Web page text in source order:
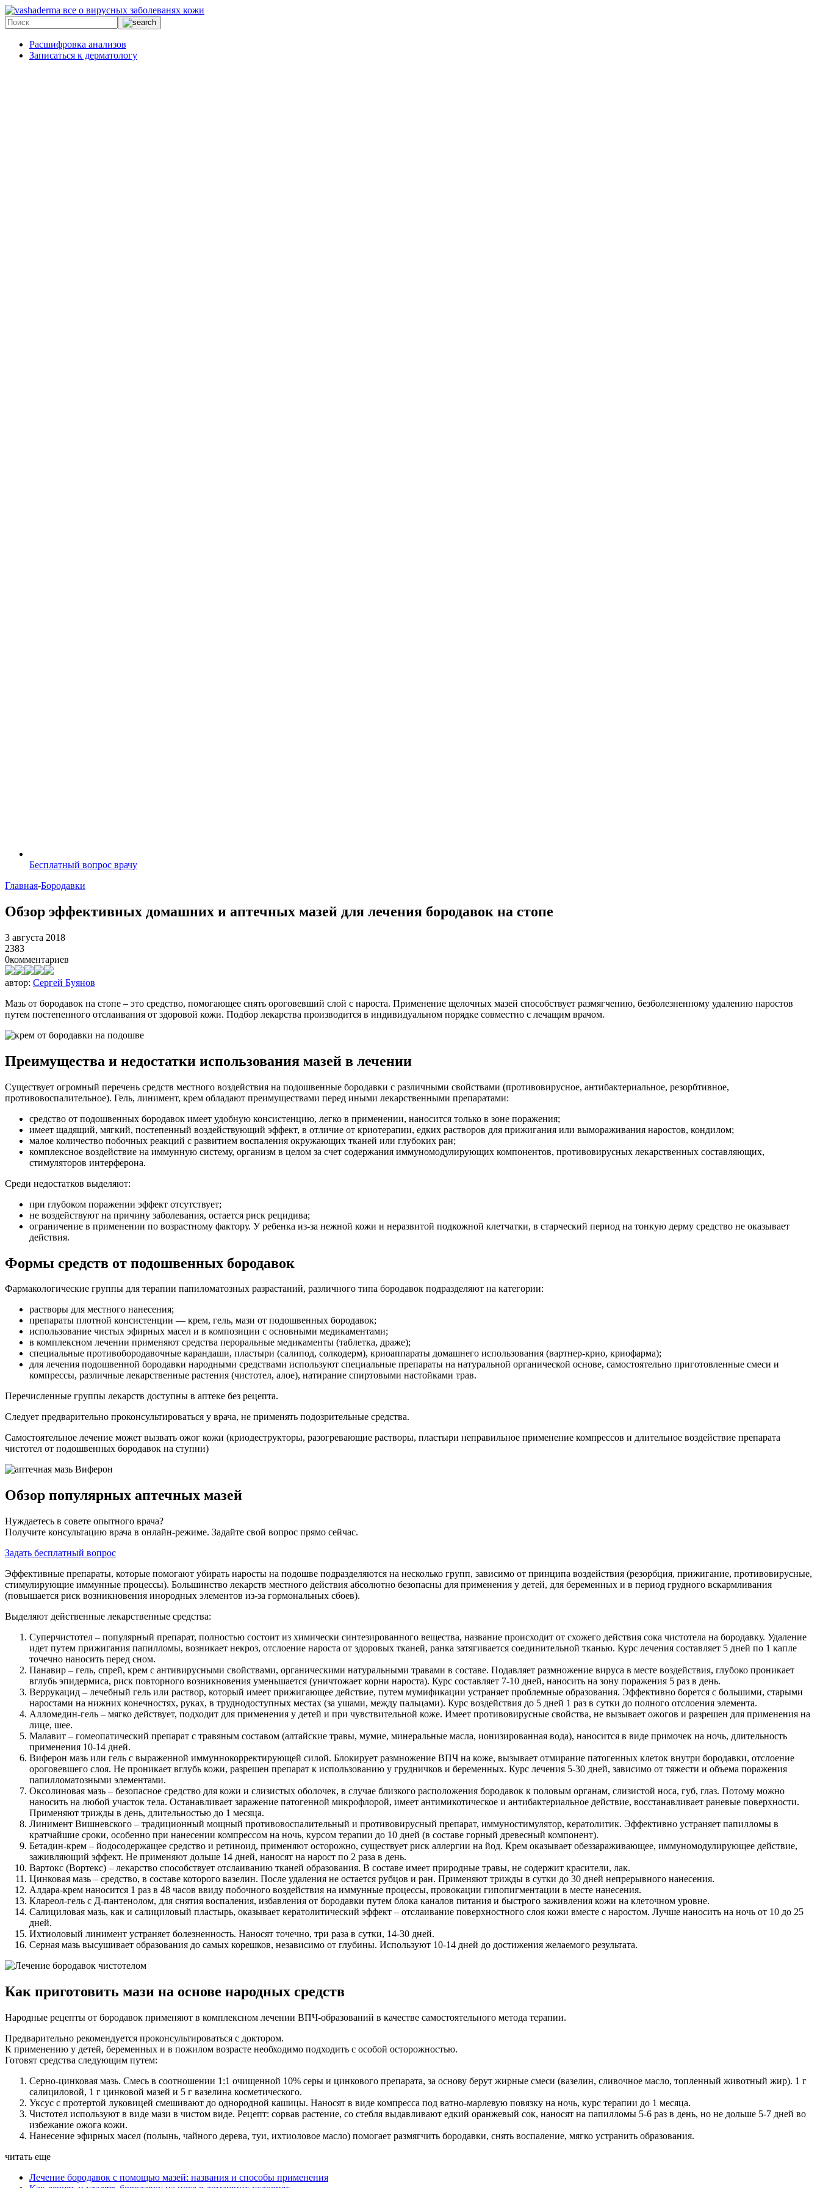
все о вирусных заболеванях кожи
Расшифровка анализов
Записаться к дерматологу
Бесплатный вопрос врачу
Главная-Бородавки
Обзор эффективных домашних и аптечных мазей для лечения бородавок на стопе
3 августа 2018
2383
0комментариев
автор: Сергей Буянов
Мазь от бородавок на стопе – это средство, помогающее снять ороговевший слой с нароста. Применение щелочных мазей способствует размягчению, безболезненному удалению наростов
путем постепенного отслаивания от здоровой кожи. Подбор лекарства производится в индивидуальном порядке совместно с лечащим врачом.
Преимущества и недостатки использования мазей в лечении
Существует огромный перечень средств местного воздействия на подошвенные бородавки с различными свойствами (противовирусное, антибактериальное, резорбтивное,
противовоспалительное). Гель, линимент, крем обладают преимуществами перед иными лекарственными препаратами:
средство от подошвенных бородавок имеет удобную консистенцию, легко в применении, наносится только в зоне поражения;
имеет щадящий, мягкий, постепенный воздействующий эффект, в отличие от криотерапии, едких растворов для прижигания или вымораживания наростов, кондилом;
малое количество побочных реакций с развитием воспаления окружающих тканей или глубоких ран;
комплексное воздействие на иммунную систему, организм в целом за счет содержания иммуномодулирующих компонентов, противовирусных лекарственных составляющих,
стимуляторов интерферона.
Среди недостатков выделяют:
при глубоком поражении эффект отсутствует;
не воздействуют на причину заболевания, остается риск рецидива;
ограничение в применении по возрастному фактору. У ребенка из-за нежной кожи и неразвитой подкожной клетчатки, в старческий период на тонкую дерму средство не оказывает
действия.
Формы средств от подошвенных бородавок
Фармакологические группы для терапии папиломатозных разрастаний, различного типа бородавок подразделяют на категории:
растворы для местного нанесения;
препараты плотной консистенции — крем, гель, мази от подошвенных бородавок;
использование чистых эфирных масел и в композиции с основными медикаментами;
в комплексном лечении применяют средства пероральные медикаменты (таблетка, драже);
специальные противобородавочные карандаши, пластыри (салипод, солкодерм), криоаппараты домашнего использования (вартнер-крио, криофарма);
для лечения подошвенной бородавки народными средствами используют специальные препараты на натуральной органической основе, самостоятельно приготовленные смеси и
компрессы, различные лекарственные растения (чистотел, алое), натирание спиртовыми настойками трав.
Перечисленные группы лекарств доступны в аптеке без рецепта.
Следует предварительно проконсультироваться у врача, не применять подозрительные средства.
Самостоятельное лечение может вызвать ожог кожи (криодеструкторы, разогревающие растворы, пластыри неправильное применение компрессов и длительное воздействие препарата
чистотел от подошвенных бородавок на ступни)
Обзор популярных аптечных мазей
Нуждаетесь в совете опытного врача?
Получите консультацию врача в онлайн-режиме. Задайте свой вопрос прямо сейчас.
Задать бесплатный вопрос
Эффективные препараты, которые помогают убирать наросты на подошве подразделяются на несколько групп, зависимо от принципа воздействия (резорбция, прижигание, противовирусные,
стимулирующие иммунные процессы). Большинство лекарств местного действия абсолютно безопасны для применения у детей, для беременных и в период грудного вскармливания
(повышается риск возникновения инородных элементов из-за гормональных сбоев).
Выделяют действенные лекарственные средства:
Суперчистотел – популярный препарат, полностью состоит из химически синтезированного вещества, название происходит от схожего действия сока чистотела на бородавку. Удаление
идет путем прижигания папилломы, возникает некроз, отслоение нароста от здоровых тканей, ранка затягивается соединительной тканью. Курс лечения составляет 5 дней по 1 капле
точечно наносить перед сном.
Панавир – гель, спрей, крем с антивирусными свойствами, органическими натуральными травами в составе. Подавляет размножение вируса в месте воздействия, глубоко проникает
вглубь эпидермиса, риск повторного возникновения уменьшается (уничтожает корни нароста). Курс составляет 7-10 дней, наносить на зону поражения 5 раз в день.
Веррукацид – лечебный гель или раствор, который имеет прижигающее действие, путем мумификации устраняет проблемные образования. Эффективно борется с большими, старыми
наростами на нижних конечностях, руках, в труднодоступных местах (за ушами, между пальцами). Курс воздействия до 5 дней 1 раз в сутки до полного отслоения элемента.
Алломедин-гель – мягко действует, подходит для применения у детей и при чувствительной коже. Имеет противовирусные свойства, не вызывает ожогов и разрешен для применения на
лице, шее.
Малавит – гомеопатический препарат с травяным составом (алтайские травы, мумие, минеральные масла, ионизированная вода), наносится в виде примочек на ночь, длительность
применения 10-14 дней.
Виферон мазь или гель с выраженной иммуннокорректирующей силой. Блокирует размножение ВПЧ на коже, вызывает отмирание патогенных клеток внутри бородавки, отслоение
ороговевшего слоя. Не проникает вглубь кожи, разрешен препарат к использованию у грудничков и беременных. Курс лечения 5-30 дней, зависимо от тяжести и объема поражения
папилломатозными элементами.
Оксолиновая мазь – безопасное средство для кожи и слизистых оболочек, в случае близкого расположения бородавок к половым органам, слизистой носа, губ, глаз. Потому можно
наносить на любой участок тела. Останавливает заражение патогенной микрофлорой, имеет антимикотическое и антибактериальное действие, восстанавливает раневые поверхности.
Применяют трижды в день, длительностью до 1 месяца.
Линимент Вишневского – традиционный мощный противовоспалительный и противовирусный препарат, иммуностимулятор, кератолитик. Эффективно устраняет папилломы в
кратчайшие сроки, особенно при нанесении компрессом на ночь, курсом терапии до 10 дней (в составе горный древесный компонент).
Бетадин-крем – йодосодержащее средство и ретиноид, применяют осторожно, существует риск аллергии на йод. Крем оказывает обеззараживающее, иммуномодулирующее действие,
заживляющий эффект. Не применяют дольше 14 дней, наносят на нарост по 2 раза в день.
Вартокс (Вортекс) – лекарство способствует отслаиванию тканей образования. В составе имеет природные травы, не содержит красители, лак.
Цинковая мазь – средство, в составе которого вазелин. После удаления не остается рубцов и ран. Применяют трижды в сутки до 30 дней непрерывного нанесения.
Алдара-крем наносится 1 раз в 48 часов ввиду побочного воздействия на иммунные процессы, провокации гипопигментации в месте нанесения.
Клареол-гель с Д-пантенолом, для снятия воспаления, избавления от бородавки путем блока каналов питания и быстрого заживления кожи на клеточном уровне.
Салициловая мазь, как и салициловый пластырь, оказывает кератолитический эффект – отслаивание поверхностного слоя кожи вместе с наростом. Лучше наносить на ночь от 10 до 25
дней.
Ихтиоловый линимент устраняет болезненность. Наносят точечно, три раза в сутки, 14-30 дней.
Серная мазь высушивает образования до самых корешков, независимо от глубины. Используют 10-14 дней до достижения желаемого результата.
Как приготовить мази на основе народных средств
Народные рецепты от бородавок применяют в комплексном лечении ВПЧ-образований в качестве самостоятельного метода терапии.
Предварительно рекомендуется проконсультироваться с доктором.
К применению у детей, беременных и в пожилом возрасте необходимо подходить с особой осторожностью.
Готовят средства следующим путем:
Серно-цинковая мазь. Смесь в соотношении 1:1 очищенной 10% серы и цинкового препарата, за основу берут жирные смеси (вазелин, сливочное масло, топленный животный жир). 1 г
салициловой, 1 г цинковой мазей и 5 г вазелина косметического.
Уксус с протертой луковицей смешивают до однородной кашицы. Наносят в виде компресса под ватно-марлевую повязку на ночь, курс терапии до 1 месяца.
Чистотел используют в виде мази в чистом виде. Рецепт: сорвав растение, со стебля выдавливают едкий оранжевый сок, наносят на папилломы 5-6 раз в день, но не дольше 5-7 дней во
избежание ожога кожи.
Нанесение эфирных масел (полынь, чайного дерева, туи, ихтиоловое масло) помогает размягчить бородавки, снять воспаление, мягко устранить образования.
читать еще
Лечение бородавок с помощью мазей: названия и способы применения